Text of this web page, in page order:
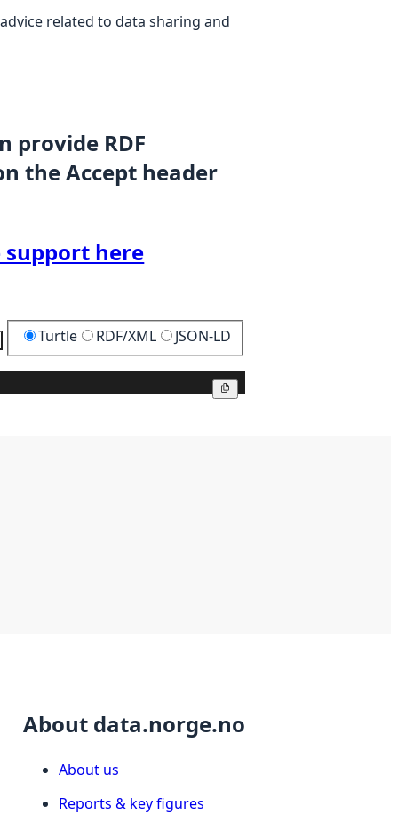
related to data sharing and
provide RDF
the Accept header
support here
Turtle RDF/XML JSON-LD
About data.norge.no
About us
Reports & key figures